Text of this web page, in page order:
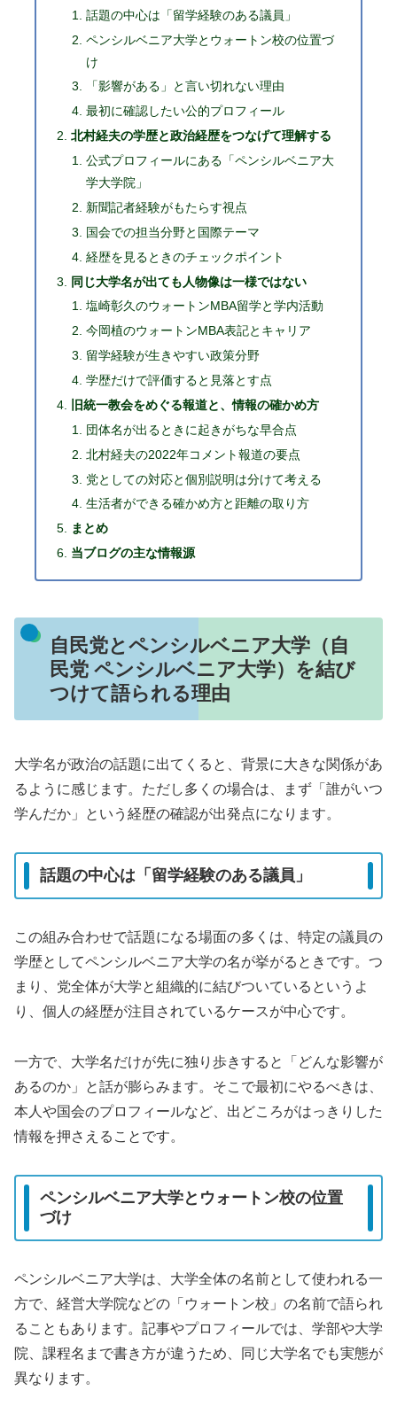
話題の中心は「留学経験のある議員」
ペンシルベニア大学とウォートン校の位置づ
け
「影響がある」と言い切れない理由
最初に確認したい公的プロフィール
北村経夫の学歴と政治経歴をつなげて理解する
公式プロフィールにある「ペンシルベニア大
学大学院」
新聞記者経験がもたらす視点
国会での担当分野と国際テーマ
経歴を見るときのチェックポイント
同じ大学名が出ても人物像は一様ではない
塩崎彰久のウォートンMBA留学と学内活動
今岡植のウォートンMBA表記とキャリア
留学経験が生きやすい政策分野
学歴だけで評価すると見落とす点
旧統一教会をめぐる報道と、情報の確かめ方
団体名が出るときに起きがちな早合点
北村経夫の2022年コメント報道の要点
党としての対応と個別説明は分けて考える
生活者ができる確かめ方と距離の取り方
まとめ
当ブログの主な情報源
自民党とペンシルベニア大学（自
民党 ペンシルベニア大学）を結び
つけて語られる理由
大学名が政治の話題に出てくると、背景に大きな関係があ
るように感じます。ただし多くの場合は、まず「誰がいつ
学んだか」という経歴の確認が出発点になります。
話題の中心は「留学経験のある議員」
この組み合わせで話題になる場面の多くは、特定の議員の
学歴としてペンシルベニア大学の名が挙がるときです。つ
まり、党全体が大学と組織的に結びついているというよ
り、個人の経歴が注目されているケースが中心です。
一方で、大学名だけが先に独り歩きすると「どんな影響が
あるのか」と話が膨らみます。そこで最初にやるべきは、
本人や国会のプロフィールなど、出どころがはっきりした
情報を押さえることです。
ペンシルベニア大学とウォートン校の位置
づけ
ペンシルベニア大学は、大学全体の名前として使われる一
方で、経営大学院などの「ウォートン校」の名前で語られ
ることもあります。記事やプロフィールでは、学部や大学
院、課程名まで書き方が違うため、同じ大学名でも実態が
異なります。